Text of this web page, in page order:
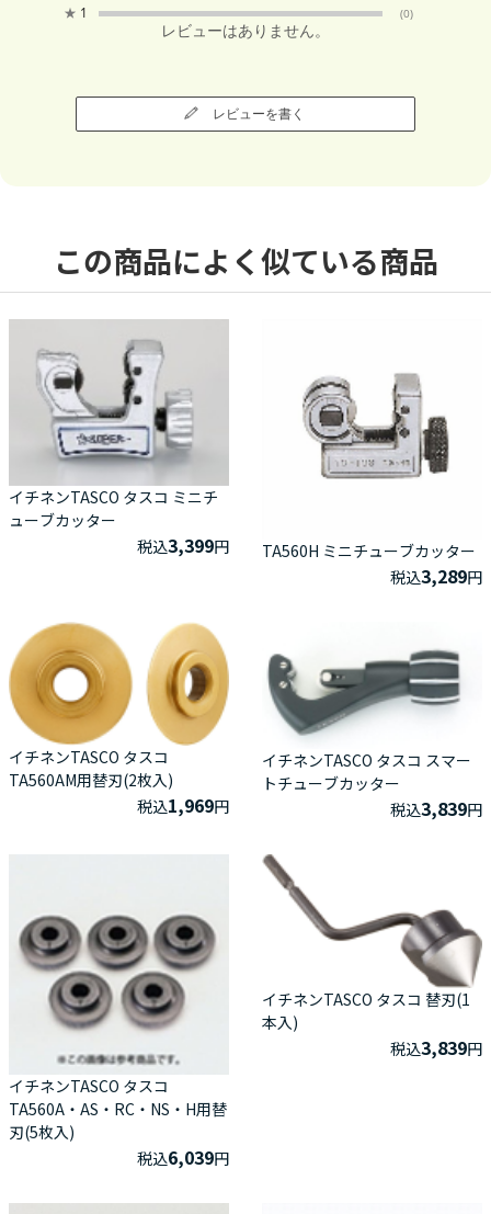
★ 1 (0)
レビューはありません。
レビューを書く
この商品によく似ている商品
イチネンTASCO タスコ ミニチ
ューブカッター
税込3,399円
TA560H ミニチューブカッター
税込3,289円
イチネンTASCO タスコ
TA560AM用替刃(2枚入)
税込1,969円
イチネンTASCO タスコ スマー
トチューブカッター
税込3,839円
イチネンTASCO タスコ
TA560A・AS・RC・NS・H用替
刃(5枚入)
税込6,039円
イチネンTASCO タスコ 替刃(1
本入)
税込3,839円